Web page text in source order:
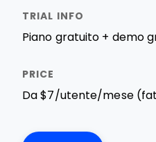
Piano gratuito + demo
Da $7/utente/mese